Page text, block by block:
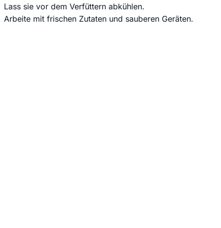
Lass sie vor dem Verfüttern abkühlen.
Arbeite mit frischen Zutaten und sauberen Geräten.